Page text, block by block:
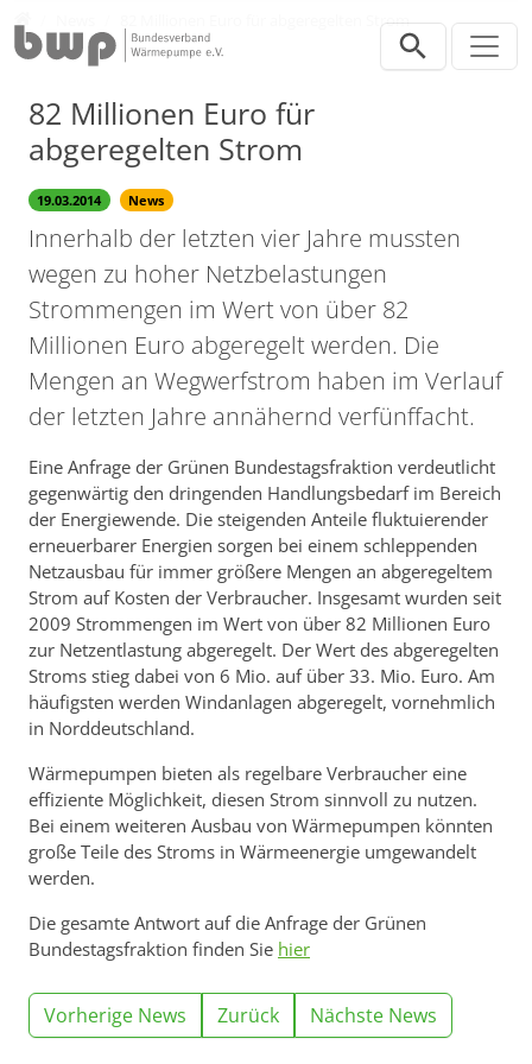
82 Millionen Euro für abgeregelten Strom
82 Millionen Euro für
abgeregelten Strom
19.03.2014 News
Innerhalb der letzten vier Jahre mussten
wegen zu hoher Netzbelastungen
Strommengen im Wert von über 82
Millionen Euro abgeregelt werden. Die
Mengen an Wegwerfstrom haben im Verlauf
der letzten Jahre annähernd verfünffacht.
Eine Anfrage der Grünen Bundestagsfraktion verdeutlicht
gegenwärtig den dringenden Handlungsbedarf im Bereich
der Energiewende. Die steigenden Anteile fluktuierender
erneuerbarer Energien sorgen bei einem schleppenden
Netzausbau für immer größere Mengen an abgeregeltem
Strom auf Kosten der Verbraucher. Insgesamt wurden seit
2009 Strommengen im Wert von über 82 Millionen Euro
zur Netzentlastung abgeregelt. Der Wert des abgeregelten
Stroms stieg dabei von 6 Mio. auf über 33. Mio. Euro. Am
häufigsten werden Windanlagen abgeregelt, vornehmlich
in Norddeutschland.
Wärmepumpen bieten als regelbare Verbraucher eine
effiziente Möglichkeit, diesen Strom sinnvoll zu nutzen.
Bei einem weiteren Ausbau von Wärmepumpen könnten
große Teile des Stroms in Wärmeenergie umgewandelt
werden.
Die gesamte Antwort auf die Anfrage der Grünen
Bundestagsfraktion finden Sie hier
Vorherige News Zurück Nächste News